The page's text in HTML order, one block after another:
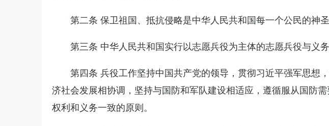
第二条 保卫祖国、抵抗侵略是中华人民共和国每一个公民的神圣
第三条 中华人民共和国实行以志愿兵役为主体的志愿兵役与义
第四条 兵役工作坚持中国共产党的领导，贯彻习近平强军思想
济社会发展相协调，坚持与国防和军队建设相适应，遵循服从国防
权利和义务一致的原则。